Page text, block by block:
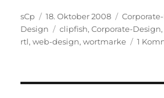
Autor
sCp
Veröffentlicht
am
18. Oktober 2008
Design
Schlagwörter
clipfish,Corporate-Design,
rtl,web-design,wortmarke 1